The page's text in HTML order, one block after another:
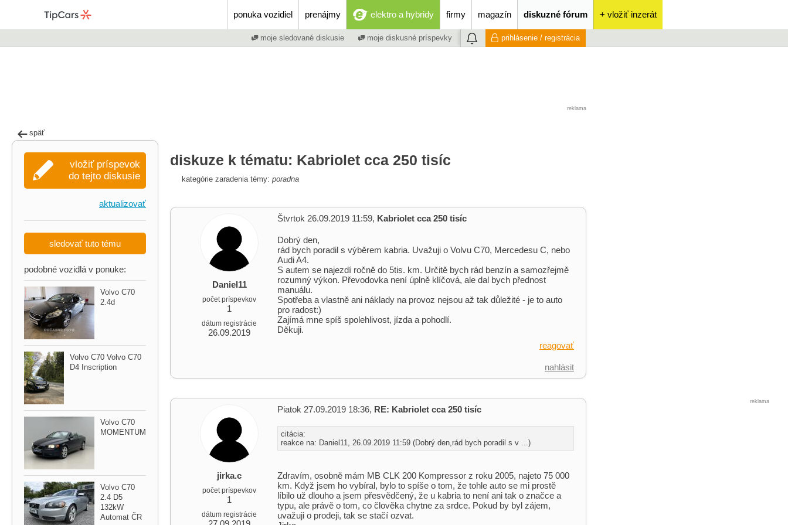
ponuka vozidiel prenájmy elektro a hybridy firmy magazín diskuzné fórum + vložiť inzerát
moje sledované diskusie moje diskusné príspevky prihlásenie / registrácia
reklama
späť
diskuze k tématu: Kabriolet cca 250 tisíc
kategórie zaradenia témy: poradna
Daniel11
počet príspevkov
1
dátum registrácie
26.09.2019
Štvrtok 26.09.2019 11:59, Kabriolet cca 250 tisíc
Dobrý den,
rád bych poradil s výběrem kabria. Uvažuji o Volvu C70, Mercedesu C, nebo
Audi A4.
S autem se najezdí ročně do 5tis. km. Určitě bych rád benzín a samozřejmě
rozumný výkon. Převodovka není úplně klíčová, ale dal bych přednost
manuálu.
Spotřeba a vlastně ani náklady na provoz nejsou až tak důležité - je to auto
pro radost:)
Zajímá mne spíš spolehlivost, jízda a pohodlí.
Děkuji.
reagovať
nahlásit
jirka.c
počet príspevkov
1
dátum registrácie
Piatok 27.09.2019 18:36, RE: Kabriolet cca 250 tisíc
citácia:
reakce na: Daniel11, 26.09.2019 11:59 (Dobrý den,rád bych poradil s v ...)
Zdravím, osobně mám MB CLK 200 Kompressor z roku 2005, najeto 75 000
km. Když jsem ho vybíral, bylo to spíše o tom, že tohle auto se mi prostě
líbilo už dlouho a jsem přesvědčený, že u kabria to není ani tak o značce a
typu, ale právě o tom, co člověka chytne za srdce. Pokud by byl zájem,
uvažuji o prodeji, tak se stačí ozvat.
vložiť príspevok
do tejto diskusie
aktualizovať
sledovať tuto tému
podobné vozidlá v ponuke:
Volvo C70
2.4d
Volvo C70 Volvo C70
D4 Inscription
Volvo C70
MOMENTUM
Volvo C70
2.4 D5
132kW
Automat ČR
reklama